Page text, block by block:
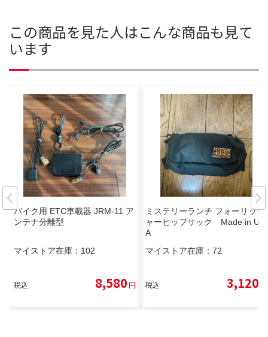
この商品を見た人はこんな商品も見て
います
バイク用 ETC車載器 JRM-11 ア
ンテナ分離型
マイストア在庫： 102
税込 8,580円
ミステリーランチ フォーリッジ
ャーヒップサック Made in US
A
マイストア在庫： 72
税込 3,120